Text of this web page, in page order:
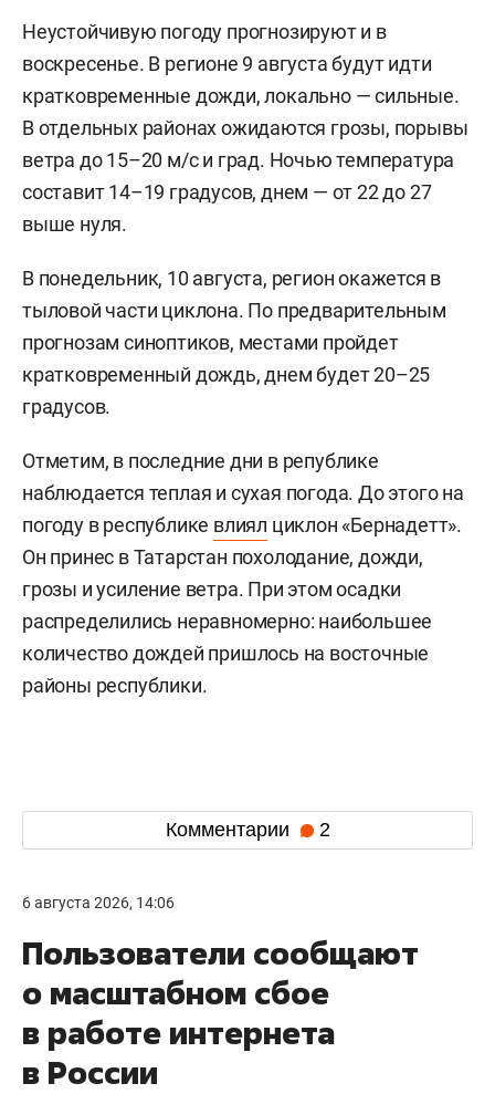
Неустойчивую погоду прогнозируют и в
воскресенье. В регионе 9 августа будут идти
кратковременные дожди, локально — сильные.
В отдельных районах ожидаются грозы, порывы
ветра до 15–20 м/с и град. Ночью температура
составит 14–19 градусов, днем — от 22 до 27
выше нуля.
В понедельник, 10 августа, регион окажется в
тыловой части циклона. По предварительным
прогнозам синоптиков, местами пройдет
кратковременный дождь, днем будет 20–25
градусов.
Отметим, в последние дни в републике
наблюдается теплая и сухая погода. До этого на
погоду в республике влиял циклон «Бернадетт».
Он принес в Татарстан похолодание, дожди,
грозы и усиление ветра. При этом осадки
распределились неравномерно: наибольшее
количество дождей пришлось на восточные
районы республики.
Комментарии 2
6 августа 2026, 14:06
Пользователи сообщают
о масштабном сбое
в работе интернета
в России